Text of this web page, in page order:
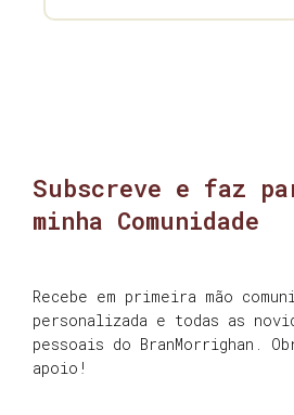
Subscreve e faz
minha Comunidade
Recebe em primeira mão
personalizada e todas as
pessoais do BranMorrighan.
apoio!